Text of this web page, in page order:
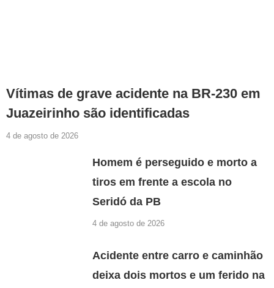
Vítimas de grave acidente na BR-230 em
Juazeirinho são identificadas
4 de agosto de 2026
Homem é perseguido e morto a
tiros em frente a escola no
Seridó da PB
4 de agosto de 2026
Acidente entre carro e caminhão
deixa dois mortos e um ferido na